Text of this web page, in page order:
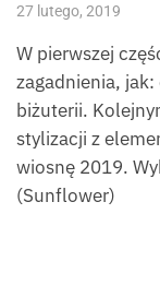
27 lutego, 2019
W pierwszej
zagadnienia,
biżuterii.
stylizacji z
wiosnę 2019.
(Sunflower)